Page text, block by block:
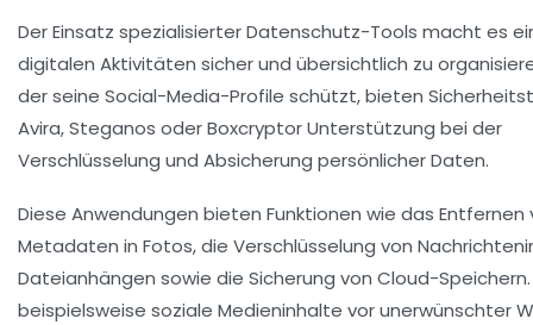
Der Einsatz spezialisierter Datenschutz-Tools macht es
digitalen Aktivitäten sicher und übersichtlich zu
der seine Social-Media-Profile schützt, bieten
Avira,Steganos oderBoxcryptorUnterstützung bei der
Verschlüsselung und Absicherung persönlicher Daten.
Diese Anwendungen bieten Funktionen wie das Entfernen
Metadaten in Fotos, die Verschlüsselung von
Dateianhängen sowie die Sicherung von Cloud-
beispielsweise soziale Medieninhalte vor unerwünschter